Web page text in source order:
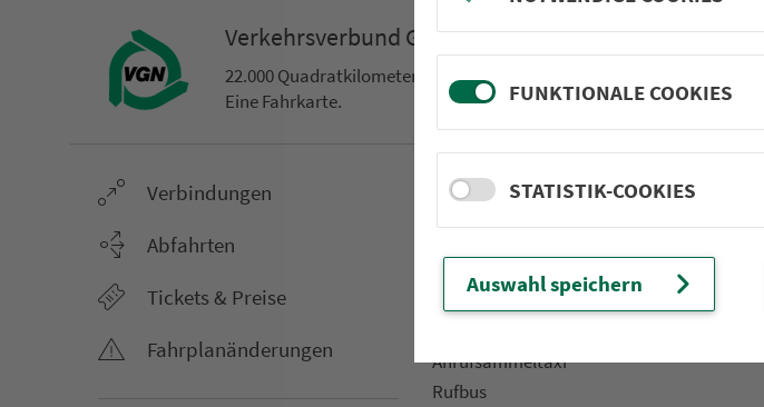
Ver­kehrs­ver­bund Groß­raum Nürn­berg
22.000 Qua­drat­ki­lo­me­ter. 130 Ver­kehrs­un­ter­neh­men. 1.100 Linien.
Eine Fahr­kar­te.
Ver­bin­dungen
Abfahrten
Tickets & Preise
Fahr­plan­ände­rungen
Netz & Fahrpläne
Aus­hang­fahr­plä­ne
AST-Aus­hang­fahr­plä­ne
An­ruf­sam­mel­taxi
Rufbus
FUNKTIONALE COOKIES
STATISTIK-COOKIES
Auswahl speichern